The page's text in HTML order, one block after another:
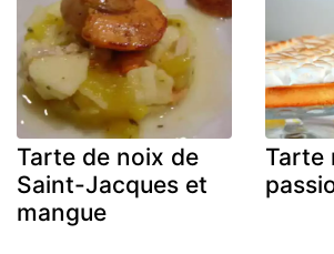
Tarte de noix de
Saint-Jacques et
mangue
Tarte